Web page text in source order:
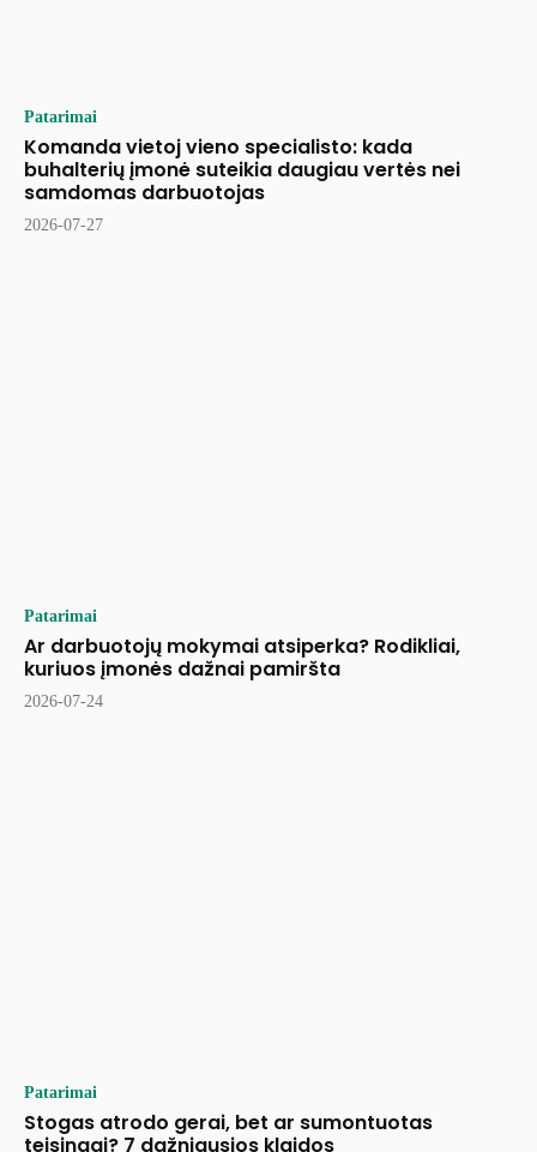
Patarimai
Komanda vietoj vieno specialisto: kada
buhalterių įmonė suteikia daugiau vertės nei
samdomas darbuotojas
2026-07-27
Patarimai
Ar darbuotojų mokymai atsiperka? Rodikliai,
kuriuos įmonės dažnai pamiršta
2026-07-24
Patarimai
Stogas atrodo gerai, bet ar sumontuotas
teisingai? 7 dažniausios klaidos